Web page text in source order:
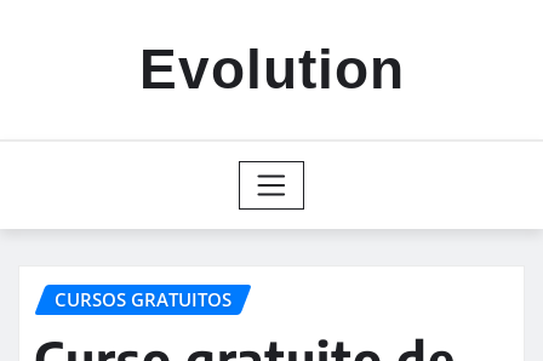
Evolution
CURSOS GRATUITOS